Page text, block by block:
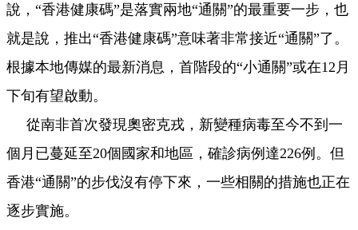
說，“香港健康碼”是落實兩地“通關”的最重要一步，也
就是說，推出“香港健康碼”意味著非常接近“通關”了。
根據本地傳媒的最新消息，首階段的“小通關”或在12月
下旬有望啟動。
從南非首次發現奧密克戎，新變種病毒至今不到 一
個月已蔓延至20個國家和地區，確診病例達226例。但
香港“通關”的步伐沒有停下來， 一些相關的措施也正在
逐步實施。